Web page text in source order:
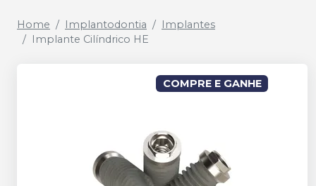
Home Implantodontia
Implantes
Implante Cilíndrico HE
COMPRE E GANHE